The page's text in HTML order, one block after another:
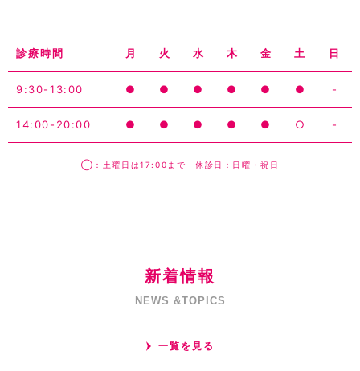
診療時間 月 火 水 木 金 土 日
9:30-13:00 ● ● ● ● ● ● -
14:00-20:00 ● ● ● ● ● ○ -
◯：土曜日は17:00まで 休診日：日曜・祝日
新着情報
NEWS &TOPICS
一覧を見る